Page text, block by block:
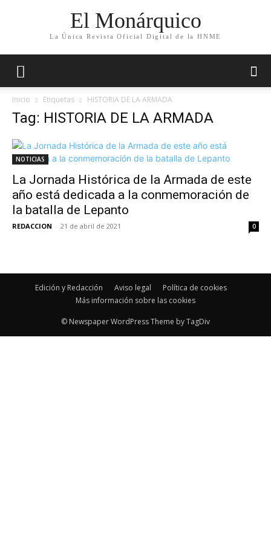
El Monárquico
La Única Revista Oficial Digital de la HNME
Inicio Etiquetas HISTORIA DE LA ARMADA
Tag: HISTORIA DE LA ARMADA
NOTICIAS
La Jornada Histórica de la Armada de este
año está dedicada a la conmemoración de
la batalla de Lepanto
REDACCION - 21 de abril de 2021 0
Edición y Redacción Aviso legal
Política de cookies
Más información sobre las cookies
© Newspaper WordPress Theme by TagDiv